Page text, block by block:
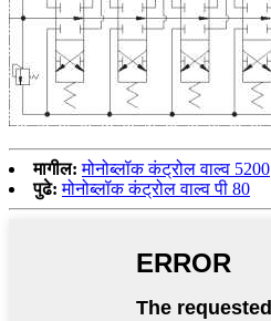
मागील: मोनोब्लॉक कंट्रोल वाल्व 5200
पुढे: मोनोब्लॉक कंट्रोल वाल्व पी 80